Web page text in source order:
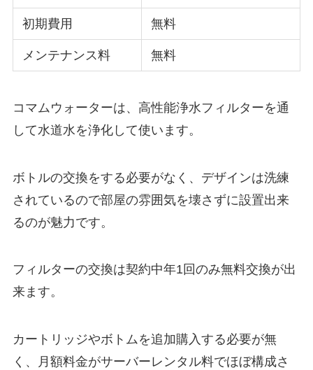
初期費用 無料
メンテナンス料 無料
コマムウォーターは、高性能浄水フィルターを通
して水道水を浄化して使います。
ボトルの交換をする必要がなく、デザインは洗練
されているので部屋の雰囲気を壊さずに設置出来
るのが魅力です。
フィルターの交換は契約中年1回のみ無料交換が出
来ます。
カートリッジやボトムを追加購入する必要が無
く、月額料金がサーバーレンタル料でほぼ構成さ